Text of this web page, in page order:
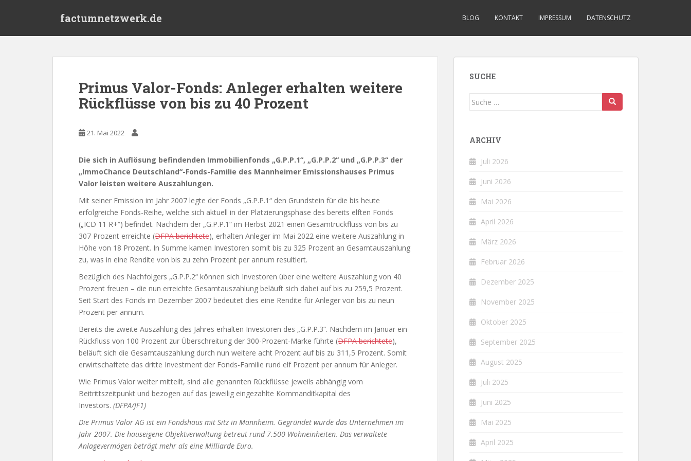
factumnetzwerk.de BLOG KONTAKT IMPRESSUM DATENSCHUTZ
Primus Valor-Fonds: Anleger erhalten weitere
Rückflüsse von bis zu 40 Prozent
21. Mai 2022
Die sich in Auflösung befindenden Immobilienfonds „G.P.P.1“, „G.P.P.2“ und „G.P.P.3“ der
„ImmoChance Deutschland“-Fonds-Familie des Mannheimer Emissionshauses Primus
Valor leisten weitere Auszahlungen.
Mit seiner Emission im Jahr 2007 legte der Fonds „G.P.P.1“ den Grundstein für die bis heute
erfolgreiche Fonds-Reihe, welche sich aktuell in der Platzierungsphase des bereits elften Fonds
(„ICD 11 R+“) befindet. Nachdem der „G.P.P.1“ im Herbst 2021 einen Gesamtrückfluss von bis zu
307 Prozent erreichte (DFPA berichtete), erhalten Anleger im Mai 2022 eine weitere Auszahlung in
Höhe von 18 Prozent. In Summe kamen Investoren somit bis zu 325 Prozent an Gesamtauszahlung
zu, was in eine Rendite von bis zu zehn Prozent per annum resultiert.
Bezüglich des Nachfolgers „G.P.P.2“ können sich Investoren über eine weitere Auszahlung von 40
Prozent freuen – die nun erreichte Gesamtauszahlung beläuft sich dabei auf bis zu 259,5 Prozent.
Seit Start des Fonds im Dezember 2007 bedeutet dies eine Rendite für Anleger von bis zu neun
Prozent per annum.
Bereits die zweite Auszahlung des Jahres erhalten Investoren des „G.P.P.3“. Nachdem im Januar ein
Rückfluss von 100 Prozent zur Überschreitung der 300-Prozent-Marke führte (DFPA berichtete),
beläuft sich die Gesamtauszahlung durch nun weitere acht Prozent auf bis zu 311,5 Prozent. Somit
erwirtschaftete das dritte Investment der Fonds-Familie rund elf Prozent per annum für Anleger.
Wie Primus Valor weiter mitteilt, sind alle genannten Rückflüsse jeweils abhängig vom
Beitrittszeitpunkt und bezogen auf das jeweilig eingezahlte Kommanditkapital des
Investors. (DFPA/JF1)
Die Primus Valor AG ist ein Fondshaus mit Sitz in Mannheim. Gegründet wurde das Unternehmen im
Jahr 2007. Die hauseigene Objektverwaltung betreut rund 7.500 Wohneinheiten. Das verwaltete
Anlagevermögen beträgt mehr als eine Milliarde Euro.
SUCHE
Suche
ARCHIV
Juli 2026
Juni 2026
Mai 2026
April 2026
März 2026
Februar 2026
Dezember 2025
November 2025
Oktober 2025
September 2025
August 2025
Juli 2025
Juni 2025
Mai 2025
April 2025